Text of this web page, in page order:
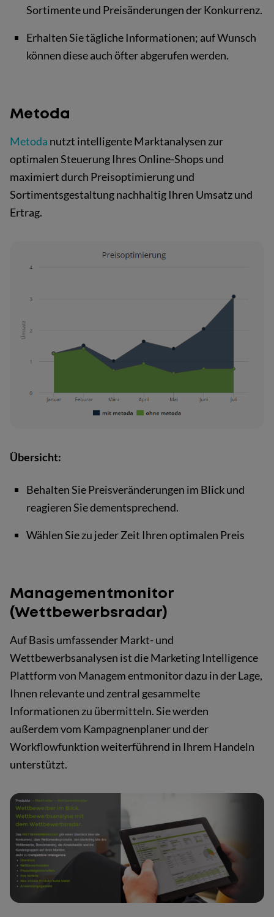
Sortimente und Preisänderungen der Konkurrenz.
Erhalten Sie tägliche Informationen; auf Wunsch
können diese auch öfter abgerufen werden.
Metoda
Metoda nutzt intelligente Marktanalysen zur
optimalen Steuerung Ihres Online-Shops und
maximiert durch Preisoptimierung und
Sortimentsgestaltung nachhaltig Ihren Umsatz und
Ertrag.
Übersicht:
Behalten Sie Preisveränderungen im Blick und
reagieren Sie dementsprechend.
Wählen Sie zu jeder Zeit Ihren optimalen Preis
Managementmonitor
(Wettbewerbsradar)
Auf Basis umfassender Markt- und
Wettbewerbsanalysen ist die Marketing Intelligence
Plattform von Managementmonitor dazu in der Lage,
Ihnen relevante und zentral gesammelte
Informationen zu übermitteln. Sie werden
außerdem vom Kampagnenplaner und der
Workflowfunktion weiterführend in Ihrem Handeln
unterstützt.